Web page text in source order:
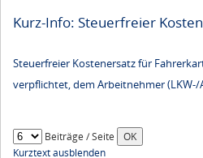
Kurz-Info: Steuerfreier
Steuerfreier Kostenersatz für
verpflichtet, dem Arbeitnehmer
Beiträge / Seite
Kurztext ausblenden